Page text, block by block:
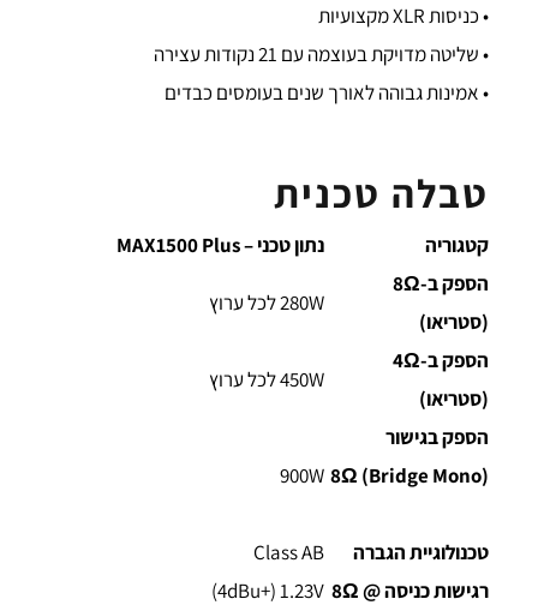
• כניסות XLR מקצועיות
• שליטה מדויקת בעוצמה עם 21 נקודות עצירה
• אמינות גבוהה לאורך שנים בעומסים כבדים
טבלה טכנית
קטגוריה
נתון טכני – MAX1500 Plus
הספק ב-8Ω
(סטריאו)
280W לכל ערוץ
הספק ב-4Ω
(סטריאו)
450W לכל ערוץ
הספק בגישור
900W
טכנולוגיית הגברה
Class AB
רגישות כניסה @ 8Ω
‎1.23V‎‏ (+4dBu)